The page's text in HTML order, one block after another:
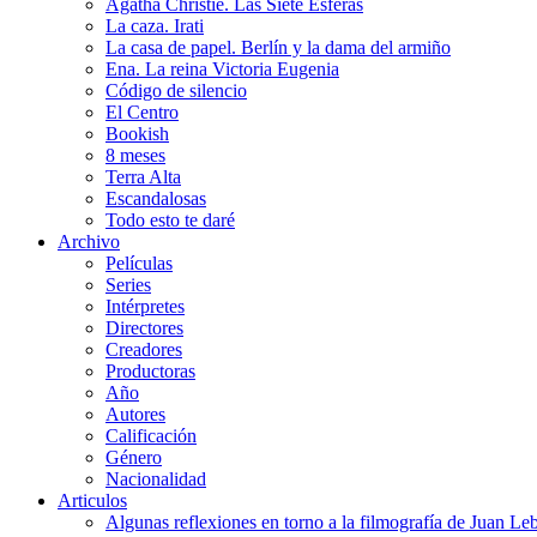
Agatha Christie. Las Siete Esferas
La caza. Irati
La casa de papel. Berlín y la dama del armiño
Ena. La reina Victoria Eugenia
Código de silencio
El Centro
Bookish
8 meses
Terra Alta
Escandalosas
Todo esto te daré
Archivo
Películas
Series
Intérpretes
Directores
Creadores
Productoras
Año
Autores
Calificación
Género
Nacionalidad
Articulos
Algunas reflexiones en torno a la filmografía de Juan